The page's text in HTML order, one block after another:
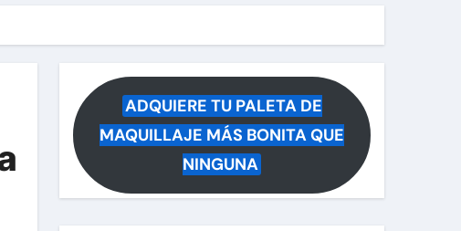
ADQUIERE TU PALETA DE
MAQUILLAJE MÁS BONITA QUE
NINGUNA